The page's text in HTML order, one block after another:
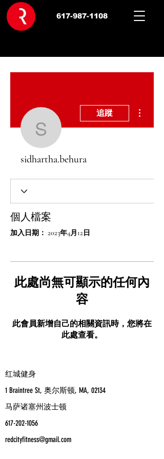
617-987-1108
追蹤
sidhartha.behura
個人檔案
加入日期： 2023年4月12日
此處尚無可顯示的任何內
容
此會員新增自己的相關資訊時，您將在
此處查看。
红城健身
1 Braintree St, 奥尔斯顿, MA, 02134
马萨诸塞州波士顿
617-202-1056
redcityfitness@gmail.com